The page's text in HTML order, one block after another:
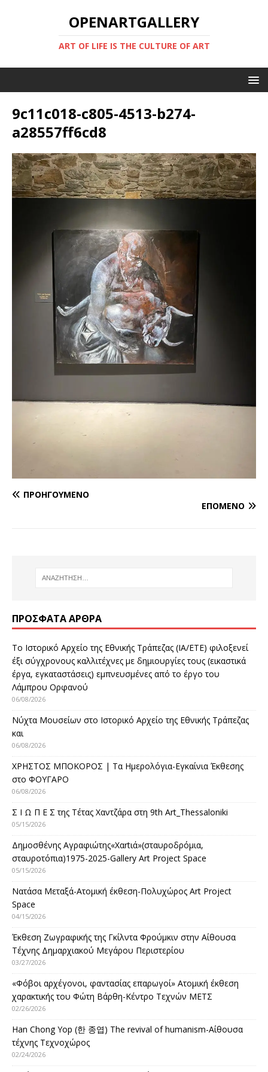
OPENARTGALLERY
ART OF LIFE IS THE CULTURE OF ART
9c11c018-c805-4513-b274-
a28557ff6cd8
ΠΡΟΗΓΟΎΜΕΝΟ
ΕΠΌΜΕΝΟ
ΠΡΌΣΦΑΤΑ ΆΡΘΡΑ
Το Ιστορικό Αρχείο της Εθνικής Τράπεζας (ΙΑ/ΕΤΕ) φιλοξενεί
έξι σύγχρονους καλλιτέχνες με δημιουργίες τους (εικαστικά
έργα, εγκαταστάσεις) εμπνευσμένες από το έργο του
Λάμπρου Ορφανού
06/08/2026
Νύχτα Μουσείων στο Ιστορικό Αρχείο της Εθνικής Τράπεζας
και
06/08/2026
ΧΡΗΣΤΟΣ ΜΠΟΚΟΡΟΣ | Τα Ημερολόγια-Εγκαίνια Έκθεσης
στο ΦΟΥΓΑΡΟ
06/08/2026
Σ Ι Ω Π Ε Σ της Τέτας Χαντζάρα στη 9th Art_Thessaloniki
05/15/2026
Δημοσθένης Αγραφιώτης«Xαrtιά»(σταυροδρόμια,
σταυροτόπια)1975-2025-Gallery Art Project Space
05/15/2026
Νατάσα Μεταξά-Ατομική έκθεση-Πολυχώρος Art Project
Space
04/15/2026
Έκθεση Ζωγραφικής της Γκίλντα Φρούμκιν στην Αίθουσα
Τέχνης Δημαρχιακού Μεγάρου Περιστερίου
03/27/2026
«Φόβοι αρχέγονοι, φαντασίας επαρωγοί» Ατομική έκθεση
χαρακτικής του Φώτη Βάρθη-Κέντρο Τεχνών ΜΕΤΣ
02/26/2026
Han Chong Yop (한 종엽) The revival of humanism-Αίθουσα
τέχνης Τεχνοχώρος
02/24/2026